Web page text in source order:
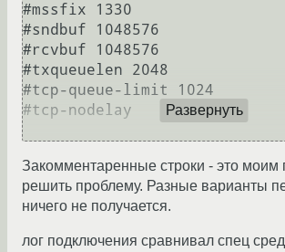
#mssfix 1330
#sndbuf 1048576
#rcvbuf 1048576
#txqueuelen 2048
#tcp-queue-limit 1024
#tcp-nodelay
Развернуть
Закомментаренные строки - это моим
решить проблему. Разные варианты
ничего не получается.
лог подключения сравнивал спец